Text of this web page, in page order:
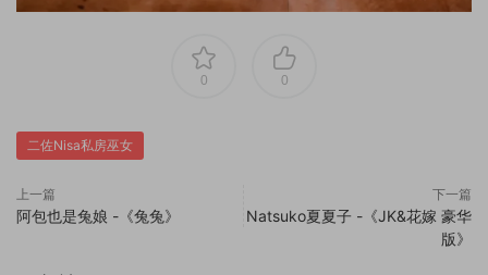
0 0
二佐Nisa私房巫女
上一篇
阿包也是兔娘 -《兔兔》
下一篇
Natsuko夏夏子 -《JK&花嫁 豪华
版》